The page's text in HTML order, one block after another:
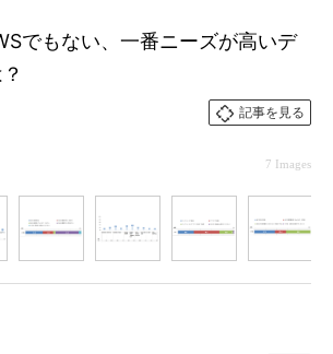
でもない、一番ニーズが高いデ
記事を見る
7 Images